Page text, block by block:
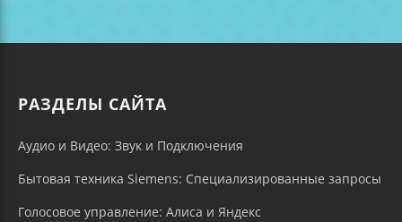
РАЗДЕЛЫ САЙТА
Аудио и Видео: Звук и Подключения
Бытовая техника Siemens: Специализированные запросы
Голосовое управление: Алиса и Яндекс